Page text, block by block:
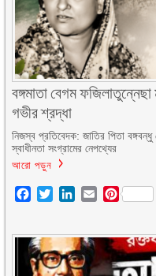
বঙ্গমাতা বেগম
গভীর শ্রদ্ধা
নিজস্ব প্রতিবেদক: জাতির পিতা বঙ্গবন্ধু
স্বাধীনতা সংগ্রামের নেপথ্যের
আরো পড়ুন
Facebook
TwitterLinkedIn
Email